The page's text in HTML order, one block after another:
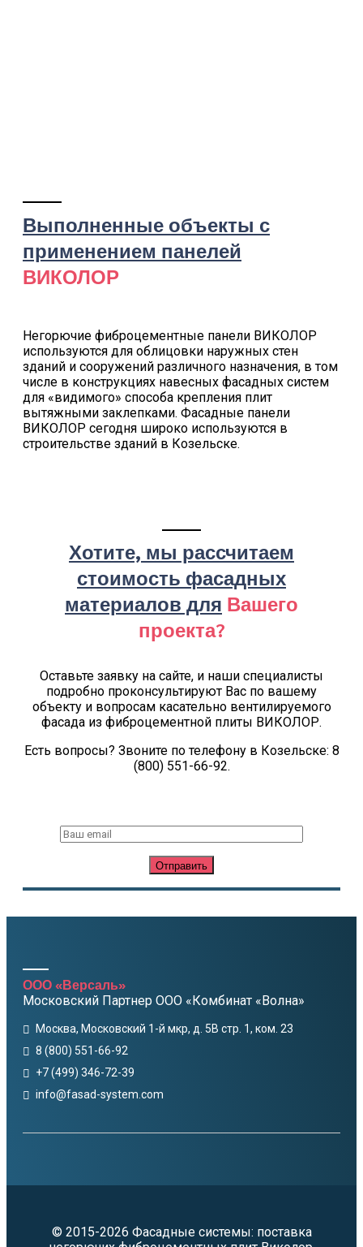
Выполненные объекты с
применением панелей
ВИКОЛОР
Негорючие фиброцементные панели ВИКОЛОР
используются для облицовки наружных стен
зданий и сооружений различного назначения, в том
числе в конструкциях навесных фасадных систем
для «видимого» способа крепления плит
вытяжными заклепками. Фасадные панели
ВИКОЛОР сегодня широко используются в
строительстве зданий в Козельске.
Хотите, мы рассчитаем
стоимость фасадных
материалов для Вашего
проекта?
Оставьте заявку на сайте, и наши специалисты
подробно проконсультируют Вас по вашему
объекту и вопросам касательно вентилируемого
фасада из фиброцементной плиты ВИКОЛОР.
Есть вопросы? Звоните по телефону в Козельске: 8
(800) 551-66-92.
ООО «Версаль»
Московский Партнер ООО «Комбинат «Волна»
Москва, Московский 1-й мкр, д. 5В стр. 1, ком. 23
8 (800) 551-66-92
+7 (499) 346-72-39
info@fasad-system.com
© 2015-2026 Фасадные системы: поставка